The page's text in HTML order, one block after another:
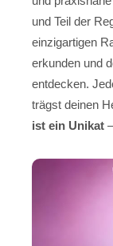
und Teil der
einzigartigen
erkunden und
entdecken.
trägst deinen
ist ein Unikat